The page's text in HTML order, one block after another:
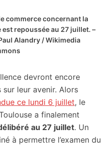
commerce concernant la
repoussée au 27 juillet. –
Alandry / Wikimedia
devront encore
leur avenir. Alors
ce lundi 6 juillet, le
a finalement
au 27 juillet. Un
à permettre l’examen du